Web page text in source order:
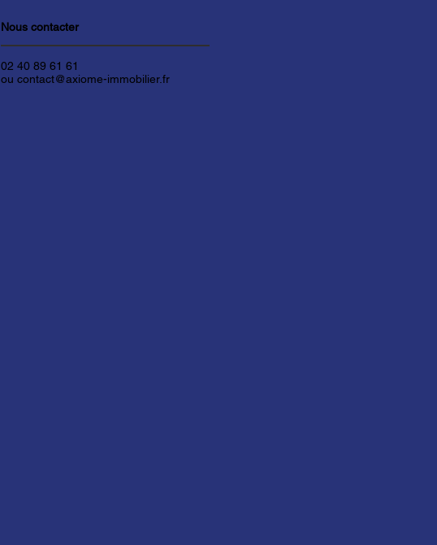
Nous contacter
02 40 89 61 61
ou contact@axiome-immobilier.fr